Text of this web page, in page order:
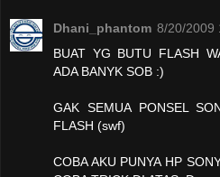
Dhani_phantom 8/20/2009
BUAT YG BUTU FLASH
ADA BANYK SOB :)
GAK SEMUA PONSEL
FLASH (swf)
COBA AKU PUNYA HP